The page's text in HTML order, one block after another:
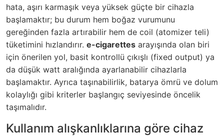
hata, aşırı karmaşık veya yüksek güçte bir cihazla
başlamaktır; bu durum hem boğaz vurumunu
gereğinden fazla artırabilir hem de coil (atomizer teli)
tüketimini hızlandırır. e-cigarettes arayışında olan biri
için önerilen yol, basit kontrollü çıkışlı (fixed output) ya
da düşük watt aralığında ayarlanabilir cihazlarla
başlamaktır. Ayrıca taşınabilirlik, batarya ömrü ve dolum
kolaylığı gibi kriterler başlangıç seviyesinde öncelik
taşımalıdır.
Kullanım alışkanlıklarına göre cihaz